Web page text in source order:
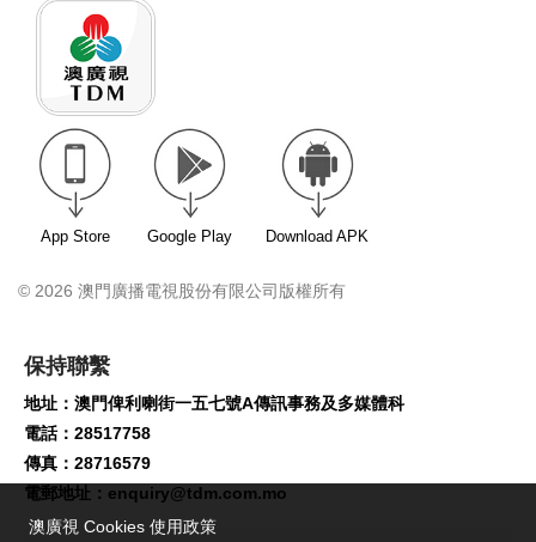
App Store Google Play Download APK
© 2026 澳門廣播電視股份有限公司版權所有
保持聯繫
地址：澳門俾利喇街一五七號A傳訊事務及多媒體科
電話：28517758
傳真：28716579
電郵地址： enquiry@tdm.com.mo
澳廣視 Cookies 使用政策